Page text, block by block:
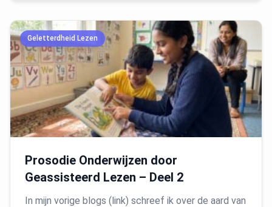
Geletterdheid Lezen
Prosodie Onderwijzen door
Geassisteerd Lezen – Deel 2
In mijn vorige blogs (link) schreef ik over de aard van